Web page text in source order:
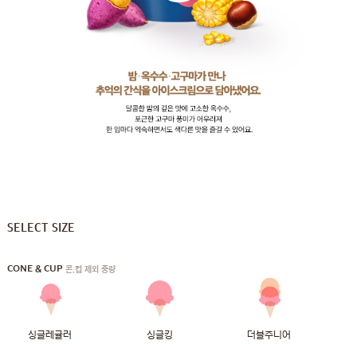
SELECT SIZE
CONE & CUP 콘,컵 제외 중량
싱글레귤러 싱글킹 더블주니어